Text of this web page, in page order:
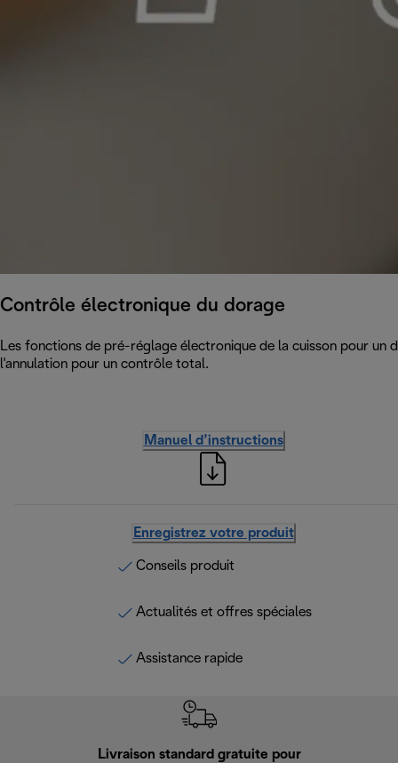
Contrôle électronique du dorage
Les fonctions de pré-réglage électronique de la cuisson pour
l'annulation pour un contrôle total.
Manuel d’instructions
Enregistrez votre produit
Conseils produit
Actualités et offres spéciales
Assistance rapide
Livraison standard gratuite pour